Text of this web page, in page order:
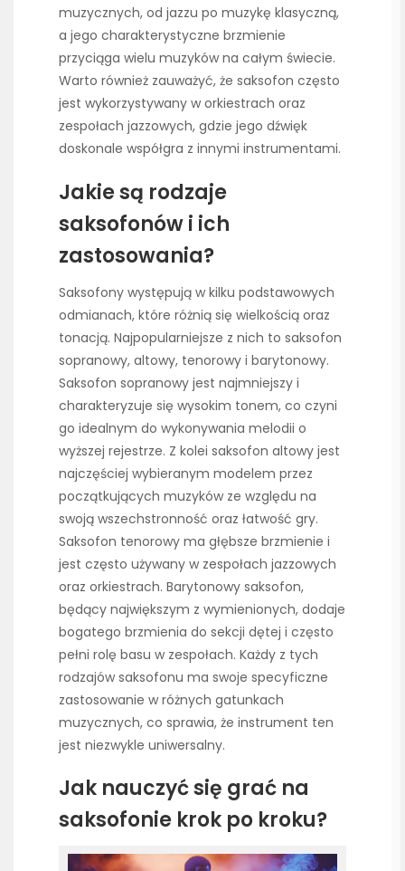
muzycznych, od jazzu po muzykę klasyczną,
a jego charakterystyczne brzmienie
przyciąga wielu muzyków na całym świecie.
Warto również zauważyć, że saksofon często
jest wykorzystywany w orkiestrach oraz
zespołach jazzowych, gdzie jego dźwięk
doskonale współgra z innymi instrumentami.
Jakie są rodzaje
saksofonów i ich
zastosowania?
Saksofony występują w kilku podstawowych
odmianach, które różnią się wielkością oraz
tonacją. Najpopularniejsze z nich to saksofon
sopranowy, altowy, tenorowy i barytonowy.
Saksofon sopranowy jest najmniejszy i
charakteryzuje się wysokim tonem, co czyni
go idealnym do wykonywania melodii o
wyższej rejestrze. Z kolei saksofon altowy jest
najczęściej wybieranym modelem przez
początkujących muzyków ze względu na
swoją wszechstronność oraz łatwość gry.
Saksofon tenorowy ma głębsze brzmienie i
jest często używany w zespołach jazzowych
oraz orkiestrach. Barytonowy saksofon,
będący największym z wymienionych, dodaje
bogatego brzmienia do sekcji dętej i często
pełni rolę basu w zespołach. Każdy z tych
rodzajów saksofonu ma swoje specyficzne
zastosowanie w różnych gatunkach
muzycznych, co sprawia, że instrument ten
jest niezwykle uniwersalny.
Jak nauczyć się grać na
saksofonie krok po kroku?